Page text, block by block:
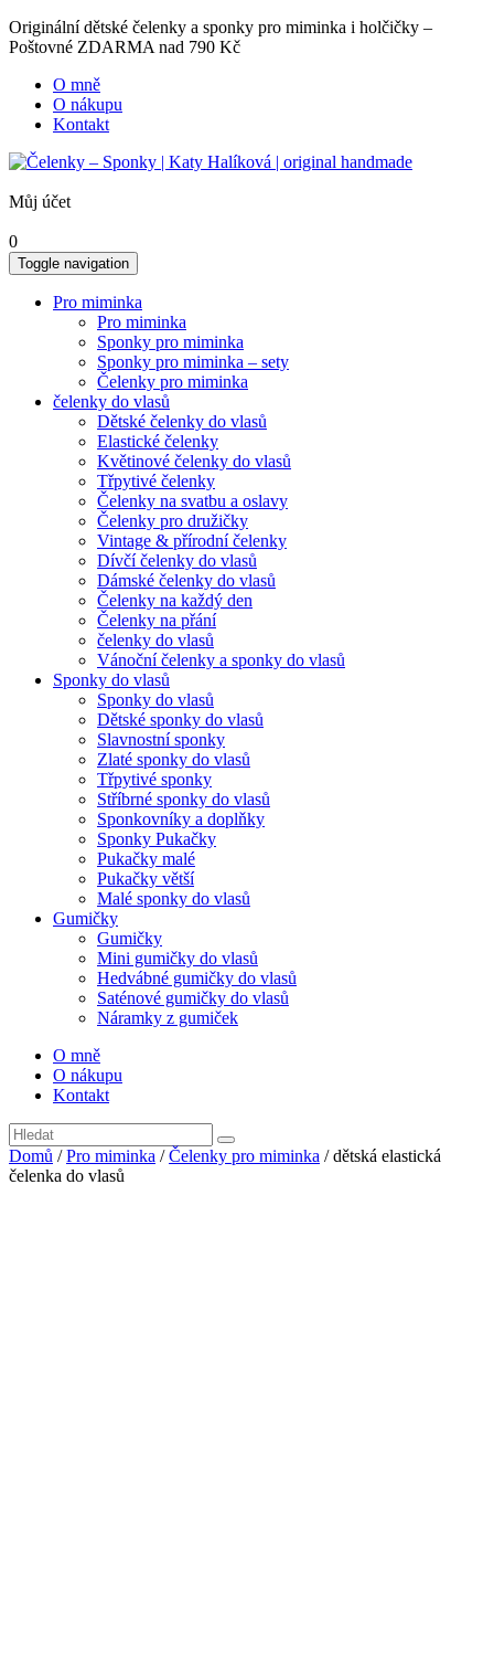
Originální dětské čelenky a sponky pro miminka i holčičky –
Poštovné ZDARMA nad 790 Kč
O mně
O nákupu
Kontakt
Můj účet
0
Toggle navigation
Pro miminka
Pro miminka
Sponky pro miminka
Sponky pro miminka – sety
Čelenky pro miminka
čelenky do vlasů
Dětské čelenky do vlasů
Elastické čelenky
Květinové čelenky do vlasů
Třpytivé čelenky
Čelenky na svatbu a oslavy
Čelenky pro družičky
Vintage & přírodní čelenky
Dívčí čelenky do vlasů
Dámské čelenky do vlasů
Čelenky na každý den
Čelenky na přání
čelenky do vlasů
Vánoční čelenky a sponky do vlasů
Sponky do vlasů
Sponky do vlasů
Dětské sponky do vlasů
Slavnostní sponky
Zlaté sponky do vlasů
Třpytivé sponky
Stříbrné sponky do vlasů
Sponkovníky a doplňky
Sponky Pukačky
Pukačky malé
Pukačky větší
Malé sponky do vlasů
Gumičky
Gumičky
Mini gumičky do vlasů
Hedvábné gumičky do vlasů
Saténové gumičky do vlasů
Náramky z gumiček
O mně
O nákupu
Kontakt
Domů /Pro miminka /Čelenky pro miminka / dětská elastická
čelenka do vlasů